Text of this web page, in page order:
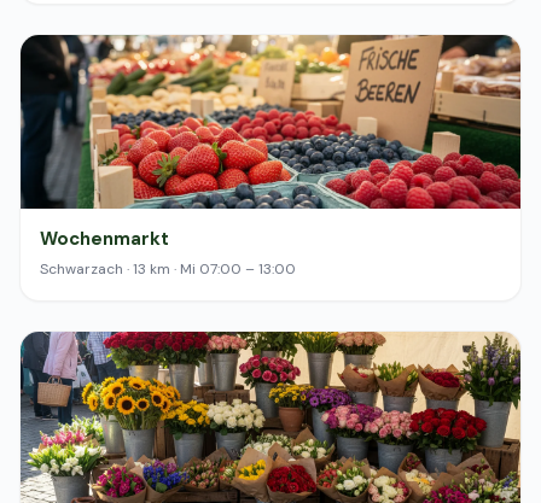
Wochenmarkt
Schwarzach · 13 km · Mi 07:00 – 13:00